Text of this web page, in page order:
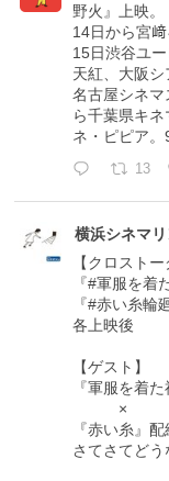
野火』上映。
14日から宮﨑
15日渋谷ユ
天紅、大阪シ
名古屋シネ
ら千葉県キ
ネ・ピピア。
13
横浜シネマ
【クロスト
『#軍服を着
『#赤い糸輪
各上映後
【ゲスト】
『軍服を着
×
『赤い糸』配
さてさてどう